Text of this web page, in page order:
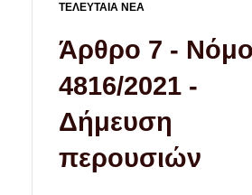
ΤΕΛΕΥΤΑΙΑ ΝΕΑ
Άρθρο 7 -
4816/2021 -
Δήμευση
περουσιών